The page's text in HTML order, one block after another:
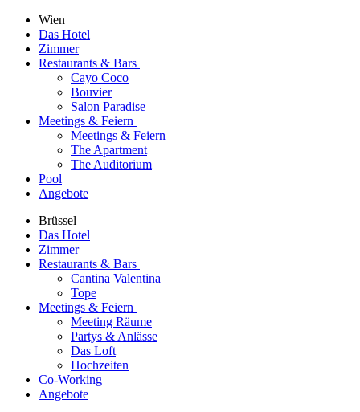
Wien
Das Hotel
Zimmer
Restaurants & Bars
Cayo Coco
Bouvier
Salon Paradise
Meetings & Feiern
Meetings & Feiern
The Apartment
The Auditorium
Pool
Angebote
Brüssel
Das Hotel
Zimmer
Restaurants & Bars
Cantina Valentina
Tope
Meetings & Feiern
Meeting Räume
Partys & Anlässe
Das Loft
Hochzeiten
Co-Working
Angebote